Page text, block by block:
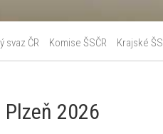
svaz ČR Komise ŠSČR Krajské ŠS
2026